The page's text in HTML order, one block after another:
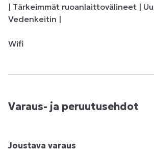
| Tärkeimmät ruoanlaittovälineet |
Vedenkeitin |
Wifi
Varaus- ja peruutusehdot
Joustava varaus